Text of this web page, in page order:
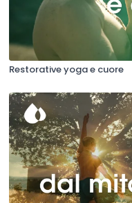
Restorative yoga e cuore